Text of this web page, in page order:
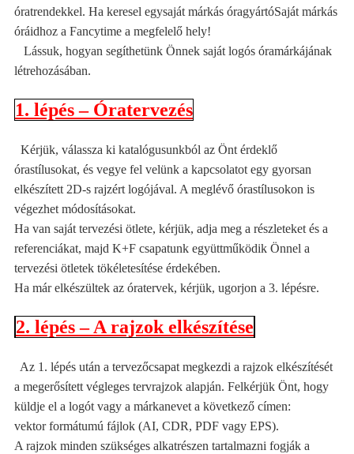
óratrendekkel. Ha keresel egysaját márkás óragyártóSaját márkás
óráidhoz a Fancytime a megfelelő hely!
Lássuk, hogyan segíthetünk Önnek saját logós óramárkájának
létrehozásában.
1. lépés – Óratervezés
Kérjük, válassza ki katalógusunkból az Önt érdeklő
órastílusokat, és vegye fel velünk a kapcsolatot egy gyorsan
elkészített 2D-s rajzért logójával. A meglévő órastílusokon is
végezhet módosításokat.
Ha van saját tervezési ötlete, kérjük, adja meg a részleteket és a
referenciákat, majd K+F csapatunk együttműködik Önnel a
tervezési ötletek tökéletesítése érdekében.
Ha már elkészültek az óratervek, kérjük, ugorjon a 3. lépésre.
2. lépés – A rajzok elkészítése
Az 1. lépés után a tervezőcsapat megkezdi a rajzok elkészítését
a megerősített végleges tervrajzok alapján. Felkérjük Önt, hogy
küldje el a logót vagy a márkanevet a következő címen:
vektor formátumú fájlok(AI, CDR, PDF vagy EPS).
A rajzok minden szükséges alkatrészen tartalmazni fogják a